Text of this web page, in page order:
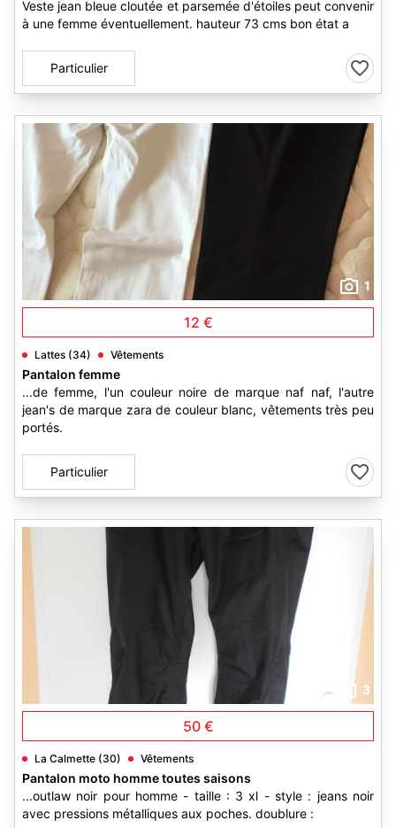
Veste jean bleue cloutée et parsemée d'étoiles peut convenir
à une femme éventuellement. hauteur 73 cms bon état a
Particulier
1
12 €
Lattes (34) Vêtements
Pantalon femme
...de femme, l'un couleur noire de marque naf naf, l'autre
jean's de marque zara de couleur blanc, vêtements très peu
portés.
Particulier
3
50 €
La Calmette (30) Vêtements
Pantalon moto homme toutes saisons
...outlaw noir pour homme - taille : 3 xl - style : jeans noir
avec pressions métalliques aux poches. doublure :